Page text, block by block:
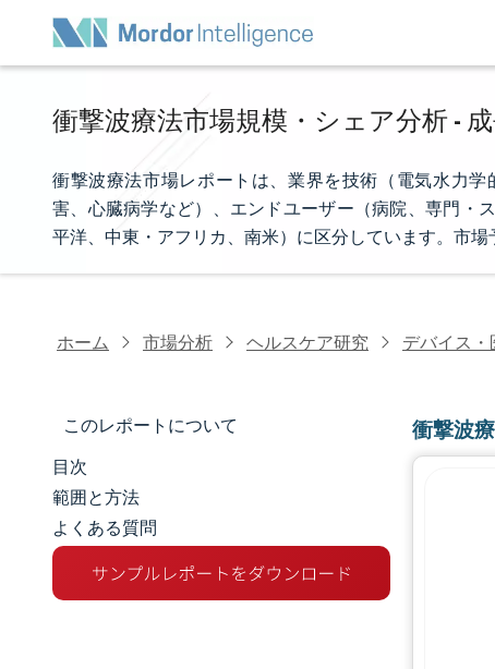
衝撃波療法市場規模・シェア分析 -
衝撃波療法市場レポートは、業界を技術（電気水力
害、心臓病学など）、エンドユーザー（病院、専門・
平洋、中東・アフリカ、南米）に区分しています。市
ホーム 市場分析 ヘルスケア研究 デバイス
このレポートについて
市場規模とシェア
市場分析
トレンドとインサイト
目次
範囲と方法
よくある質問
衝撃波